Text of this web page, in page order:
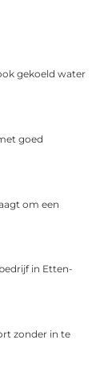
gekoeld water
goed
om een
in Etten-
zonder in te